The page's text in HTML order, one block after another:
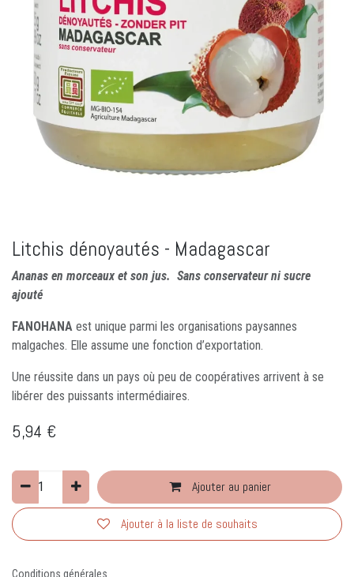
Litchis dénoyautés - Madagascar
Ananas en morceaux et son jus. Sans conservateur ni sucre
ajouté
FANOHANA est unique parmi les organisations paysannes
malgaches. Elle assume une fonction d’exportation.
Une réussite dans un pays où peu de coopératives arrivent à se
libérer des puissants intermédiaires.
5,94 €
Ajouter au panier
Ajouter à la liste de souhaits
Conditions générales